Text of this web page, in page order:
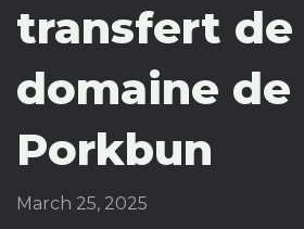
transfert de
domaine de
Porkbun
March 25, 2025